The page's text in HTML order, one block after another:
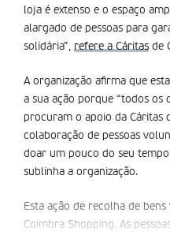
loja é extenso e o espaço
alargado de pessoas para
solidária”, refere a Cáritas de
A organização afirma que
a sua ação porque “todos os
procuram o apoio da Cáritas
colaboração de pessoas
doar um pouco do seu
sublinha a organização.
Esta ação de recolha de
Coimbra Shopping. As